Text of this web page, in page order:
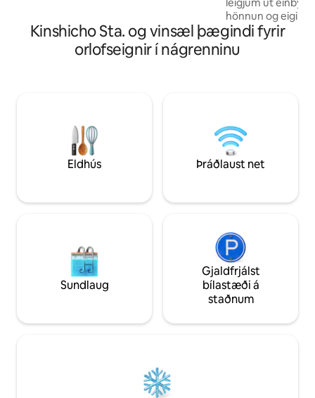
mínútna göngufjarlægð Kishicho-stöð á
JR-línunni: 10 mínútna göngufjarlægð
Það eru beinar rútur og lestir frá
eru einnig í nágrenninu, sem er mjög
mínútna göngufjarlægð
Veitingastaðurinn er einnig á vinsælu
langtímagistingu þægilega. Með því að
nota dýnur frá Sata, þremur bestu
andlitshandklæði (eitt á mann)
Hárþvottalögur, hárnæring og
líkamssápa Tannburstar (Það eru engin
hitari Besta hárþurrkan í Japan „Refa“
Dyson vifta, ryksuga Boðið er upp á
hönnun og
HOTEL er með
Við vonum að
fyrir
borði og
spjalla, laga mat
2. hæð er
tveimur dýnum,
dýnum, salerni
með). ※
við vonum að þú
viðarveröndinni
þakinu þar sem
og stjörnurnar, og
friðsælli vin í
Án þess að hitta
Kinshicho Sta. og vinsæl þægindi fyrir
orlofseignir í nágrenninu
Eldhús Þráðlaust net
Sundlaug
Gjaldfrjálst
bílastæði á
staðnum